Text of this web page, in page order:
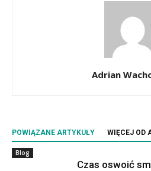
Adrian
POWIĄZANE ARTYKUŁY WIĘCEJ OD
Blog
Czas oswoić